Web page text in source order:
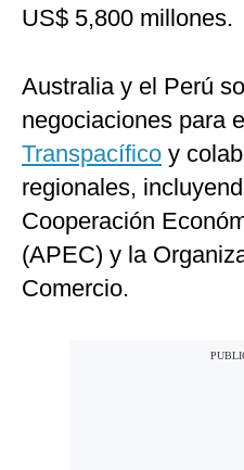
US$ 5,800 millones.
Australia y el Perú
negociaciones para
Transpacífico y
regionales,
Cooperación
(APEC) y la
Comercio.